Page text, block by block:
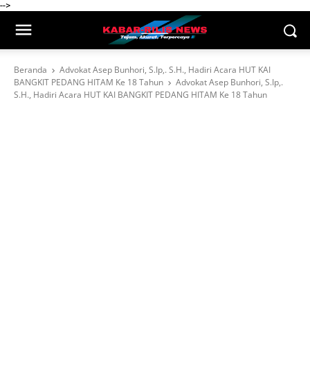
-->
Beranda
Advokat Asep Bunhori, S.Ip,. S.H., Hadiri Acara HUT KAI
BANGKIT PEDANG HITAM Ke 18 Tahun
Advokat Asep Bunhori, S.Ip,.
S.H., Hadiri Acara HUT KAI BANGKIT PEDANG HITAM Ke 18 Tahun